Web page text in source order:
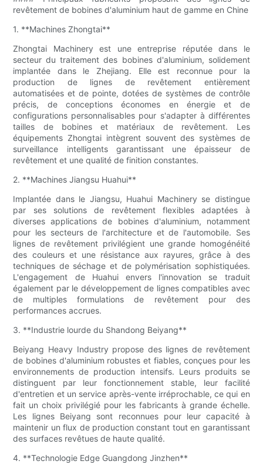
revêtement de bobines d'aluminium haut de gamme en Chine
1. **Machines Zhongtai**
Zhongtai Machinery est une entreprise réputée dans le
secteur du traitement des bobines d'aluminium, solidement
implantée dans le Zhejiang. Elle est reconnue pour la
production de lignes de revêtement entièrement
automatisées et de pointe, dotées de systèmes de contrôle
précis, de conceptions économes en énergie et de
configurations personnalisables pour s'adapter à différentes
tailles de bobines et matériaux de revêtement. Les
équipements Zhongtai intègrent souvent des systèmes de
surveillance intelligents garantissant une épaisseur de
revêtement et une qualité de finition constantes.
2. **Machines Jiangsu Huahui**
Implantée dans le Jiangsu, Huahui Machinery se distingue
par ses solutions de revêtement flexibles adaptées à
diverses applications de bobines d'aluminium, notamment
pour les secteurs de l'architecture et de l'automobile. Ses
lignes de revêtement privilégient une grande homogénéité
des couleurs et une résistance aux rayures, grâce à des
techniques de séchage et de polymérisation sophistiquées.
L'engagement de Huahui envers l'innovation se traduit
également par le développement de lignes compatibles avec
de multiples formulations de revêtement pour des
performances accrues.
3. **Industrie lourde du Shandong Beiyang**
Beiyang Heavy Industry propose des lignes de revêtement
de bobines d'aluminium robustes et fiables, conçues pour les
environnements de production intensifs. Leurs produits se
distinguent par leur fonctionnement stable, leur facilité
d'entretien et un service après-vente irréprochable, ce qui en
fait un choix privilégié pour les fabricants à grande échelle.
Les lignes Beiyang sont reconnues pour leur capacité à
maintenir un flux de production constant tout en garantissant
des surfaces revêtues de haute qualité.
4. **Technologie Edge Guangdong Jinzhen**